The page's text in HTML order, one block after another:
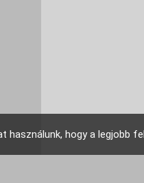
használunk, hogy a legjobb